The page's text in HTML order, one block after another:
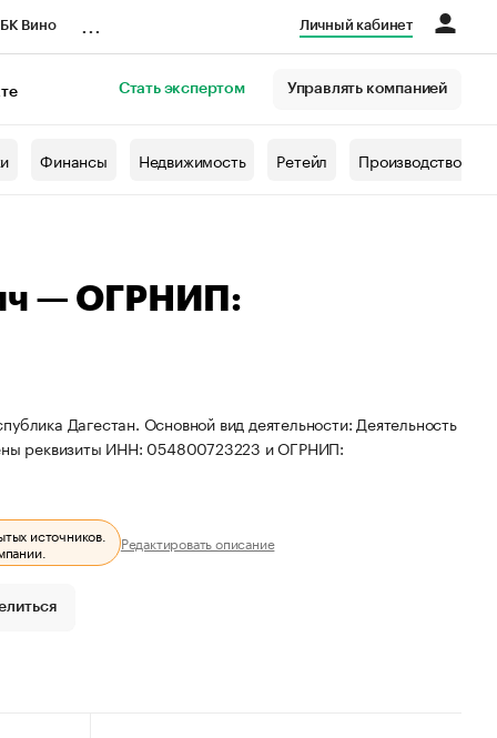
Вино Личный кабинет
Стать экспертом Управлять компанией
Финансы Недвижимость Ретейл Производство
— ОГРНИП:
Дагестан. Основной вид деятельности: Деятельность
реквизиты ИНН: 054800723223 и ОГРНИП:
источников.
Редактировать описание